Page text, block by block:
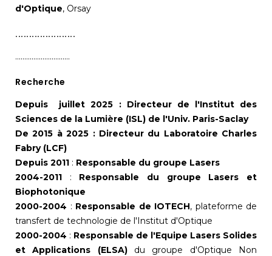
d'Optique, Orsay
......................
..............................
Recherche
Depuis juillet 2025 : Directeur de l'Institut des
Sciences de la Lumière (ISL) de l'Univ. Paris-Saclay
De 2015 à 2025 : Directeur du Laboratoire Charles
Fabry (LCF)
Depuis 2011 : Responsable du groupe Lasers
2004-2011 : Responsable du groupe Lasers et
Biophotonique
2000-2004 : Responsable de IOTECH, plateforme de
transfert de technologie de l'Institut d'Optique
2000-2004 : Responsable de l'Equipe Lasers Solides
et Applications (ELSA) du groupe d'Optique Non